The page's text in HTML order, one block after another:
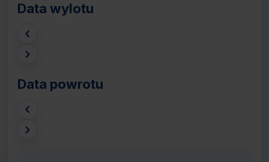
Data wylotu
‹
›
Data powrotu
‹
›